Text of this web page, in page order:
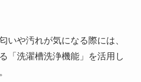
いや汚れが気になる際には、
「洗濯槽洗浄機能」を活用し